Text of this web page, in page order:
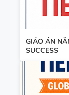
GIÁO ÁN
SUCCESS